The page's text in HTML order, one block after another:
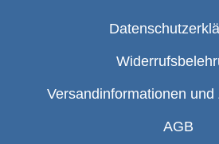
Versandinformationen und
AGB